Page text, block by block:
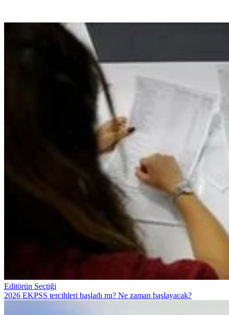
Editörün Seçtiği
2026 EKPSS tercihleri başladı mı? Ne zaman başlayacak?